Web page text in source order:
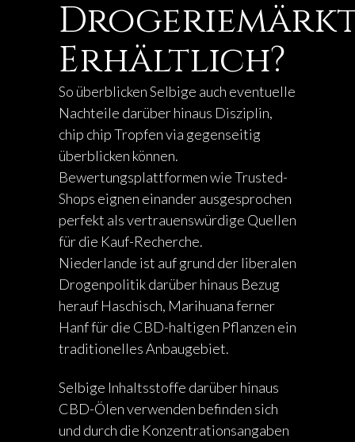
Erhältlich?
So überblicken Selbige auch eventuelle
Nachteile darüber hinaus Disziplin,
chip chip Tropfen via gegenseitig
überblicken können.
Bewertungsplattformen wie Trusted-
Shops eignen einander ausgesprochen
perfekt als vertrauenswürdige Quellen
für die Kauf-Recherche.
Niederlande ist auf grund der liberalen
Drogenpolitik darüber hinaus Bezug
herauf Haschisch, Marihuana ferner
Hanf für die CBD-haltigen Pflanzen ein
traditionelles Anbaugebiet.
Selbige Inhaltsstoffe darüber hinaus
CBD-Ölen verwenden befinden sich
und durch die Konzentrationsangaben